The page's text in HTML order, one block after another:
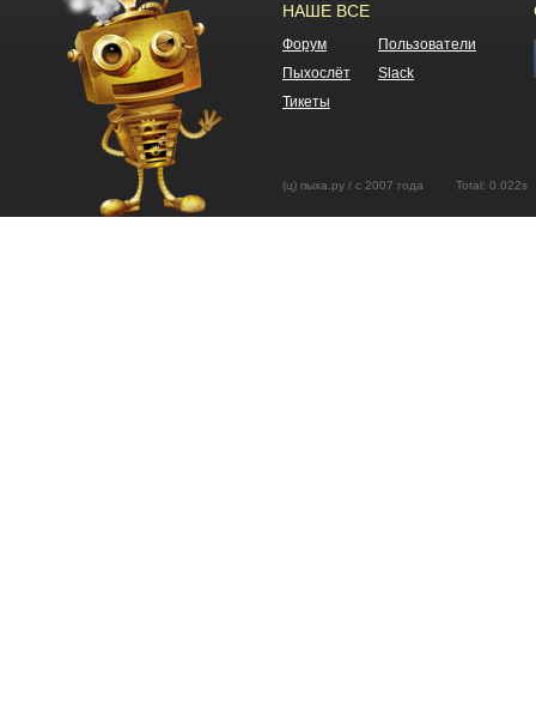
НАШЕ ВСЕ
Форум
Пользователи
Пыхослёт
Slack
Тикеты
(ц) пыха.ру / с 2007 года Total: